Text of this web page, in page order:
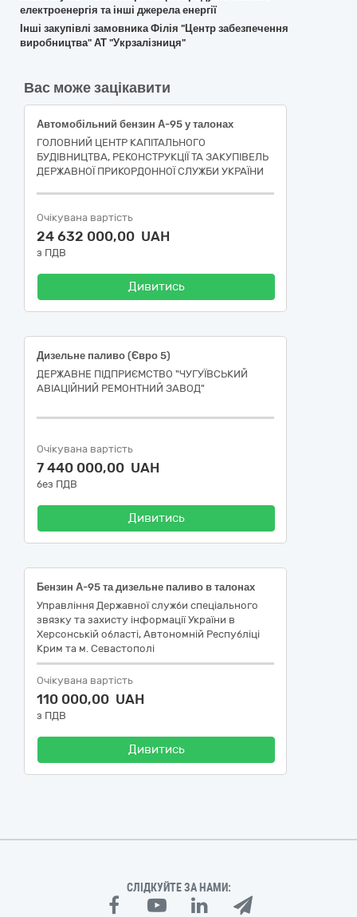
електроенергія та інші джерела енергії
Інші закупівлі замовника Філія "Центр забезпечення
виробництва" АТ "Укрзалізниця"
Вас може зацікавити
Автомобільний бензин А-95 у талонах
ГОЛОВНИЙ ЦЕНТР КАПІТАЛЬНОГО
БУДІВНИЦТВА, РЕКОНСТРУКЦІЇ ТА ЗАКУПІВЕЛЬ
ДЕРЖАВНОЇ ПРИКОРДОННОЇ СЛУЖБИ УКРАЇНИ
Очікувана вартість
24 632 000,00 UAH
з ПДВ
Дивитись
Дизельне паливо (Євро 5)
ДЕРЖАВНЕ ПІДПРИЄМСТВО "ЧУГУЇВСЬКИЙ
АВІАЦІЙНИЙ РЕМОНТНИЙ ЗАВОД"
Очікувана вартість
7 440 000,00 UAH
без ПДВ
Дивитись
Бензин А-95 та дизельне паливо в талонах
Управління Державної служби спеціального
звязку та захисту інформації України в
Херсонській області, Автономній Республіці
Крим та м. Севастополі
Очікувана вартість
110 000,00 UAH
з ПДВ
Дивитись
СЛІДКУЙТЕ ЗА НАМИ: